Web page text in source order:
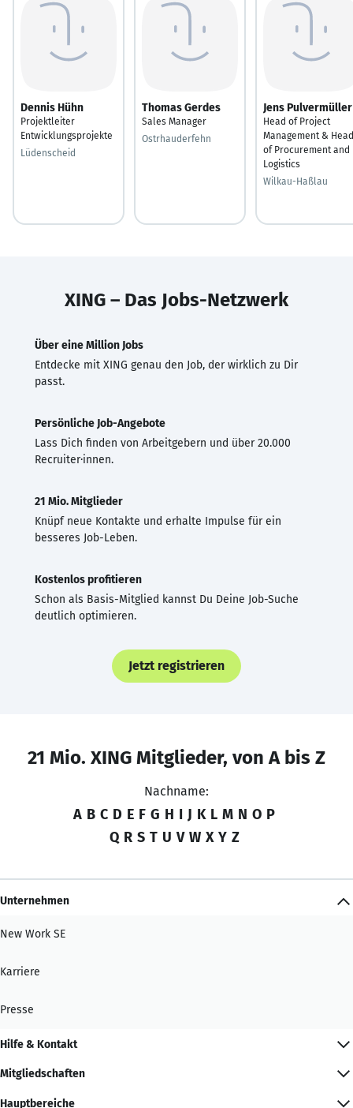
Dennis Hühn
Projektleiter
Entwicklungsprojekte
Lüdenscheid
Thomas Gerdes
Sales Manager
Ostrhauderfehn
Jens Pulvermüller
Head of Project
Management & Head
of Procurement and
Logistics
Wilkau-Haßlau
XING – Das Jobs-Netzwerk
Über eine Million Jobs
Entdecke mit XING genau den Job, der wirklich zu Dir
passt.
Persönliche Job-Angebote
Lass Dich finden von Arbeitgebern und über 20.000
Recruiter·innen.
21 Mio. Mitglieder
Knüpf neue Kontakte und erhalte Impulse für ein
besseres Job-Leben.
Kostenlos profitieren
Schon als Basis-Mitglied kannst Du Deine Job-Suche
deutlich optimieren.
Jetzt registrieren
21 Mio. XING Mitglieder, von A bis Z
Nachname:
A B C D E F G H I J K L M N O P
Q R S T U V W X Y Z
Unternehmen
New Work SE
Karriere
Presse
Hilfe & Kontakt
Mitgliedschaften
Hauptbereiche